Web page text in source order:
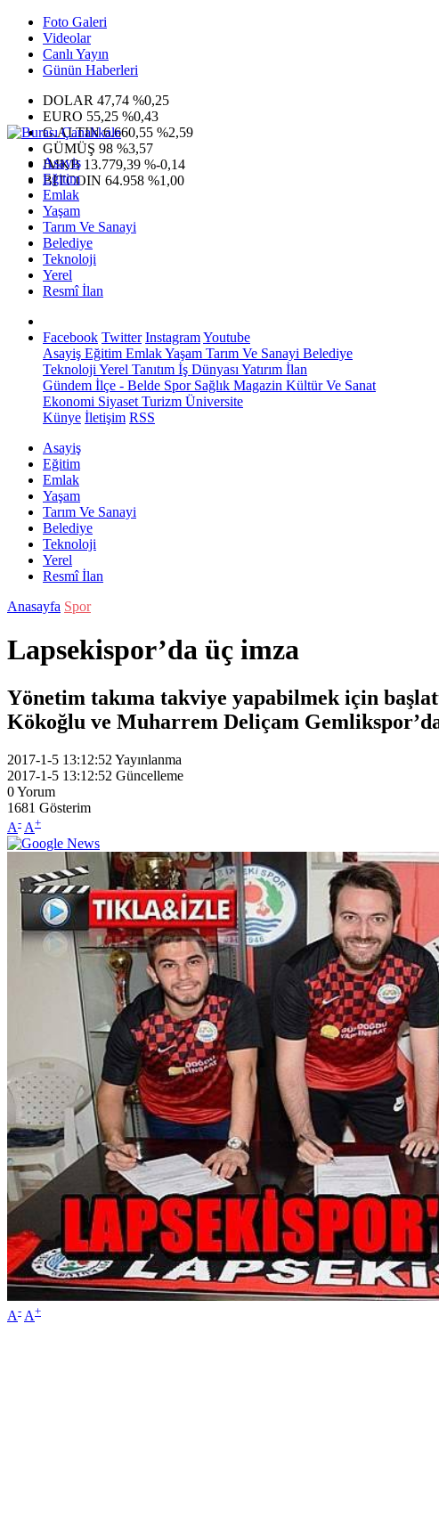
Foto Galeri
Videolar
Canlı Yayın
Günün Haberleri
DOLAR 47,74 %0,25
EURO 55,25 %0,43
G.ALTIN6.660,55 %2,59
GÜMÜŞ 98 %3,57
IMKB 13.779,39 %-0,14
BITCOIN 64.958 %1,00
Asayiş
Eğitim
Emlak
Yaşam
Tarım Ve Sanayi
Belediye
Teknoloji
Yerel
Resmî İlan
Facebook Twitter InstagramYoutube
Asayiş Eğitim EmlakYaşam Tarım Ve Sanayi Belediye
Teknoloji Yerel Tanıtım İş Dünyası Yatırım İlan
Gündem İlçe - Belde SporSağlık Magazin Kültür Ve Sanat
Ekonomi Siyaset Turizm Üniversite
Künye İletişim RSS
Asayiş
Eğitim
Emlak
Yaşam
Tarım Ve Sanayi
Belediye
Teknoloji
Yerel
Resmî İlan
Anasayfa Spor
Lapsekispor’da üç imza
Yönetim takıma takviye yapabilmek için
Kökoğlu ve Muharrem Deliçam
2017-1-5 13:12:52 Yayınlanma
2017-1-5 13:12:52 Güncelleme
0Yorum
1681 Gösterim
A- A+
A- A+